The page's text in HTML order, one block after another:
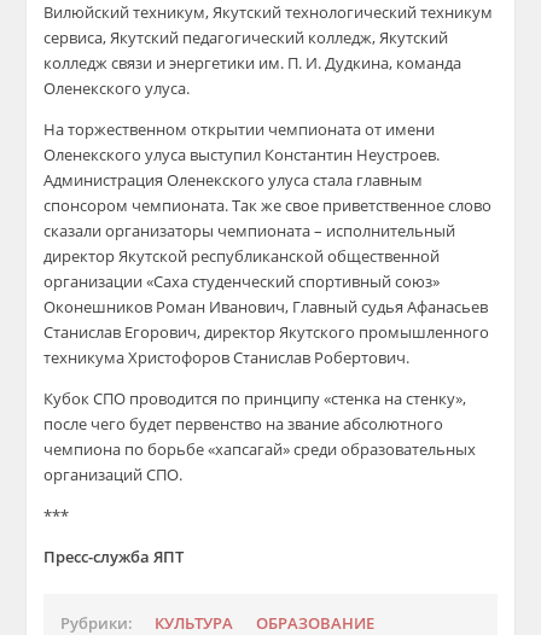
Вилюйский техникум, Якутский технологический техникум
сервиса, Якутский педагогический колледж, Якутский
колледж связи и энергетики им. П. И. Дудкина, команда
Оленекского улуса.
На торжественном открытии чемпионата от имени
Оленекского улуса выступил Константин Неустроев.
Администрация Оленекского улуса стала главным
спонсором чемпионата. Так же свое приветственное слово
сказали организаторы чемпионата – исполнительный
директор Якутской республиканской общественной
организации «Саха студенческий спортивный союз»
Оконешников Роман Иванович, Главный судья Афанасьев
Станислав Егорович, директор Якутского промышленного
техникума Христофоров Станислав Робертович.
Кубок СПО проводится по принципу «стенка на стенку»,
после чего будет первенство на звание абсолютного
чемпиона по борьбе «хапсагай» среди образовательных
организаций СПО.
***
Пресс-служба ЯПТ
Рубрики: КУЛЬТУРА
ОБРАЗОВАНИЕ